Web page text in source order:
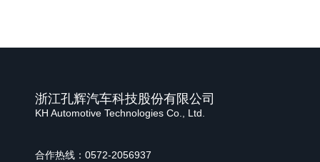
浙江孔辉汽车科技股份有限公司
KH Automotive Technologies Co., Ltd.
合作热线：0572-2056937